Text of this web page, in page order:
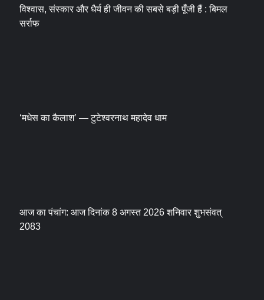
विश्वास, संस्कार और धैर्य ही जीवन की सबसे बड़ी पूँजी हैं : बिमल
सर्राफ
‘मधेस का कैलाश’ — टुटेश्वरनाथ महादेव धाम
आज का पंचांग: आज दिनांक 8 अगस्त 2026 शनिवार शुभसंवत्
2083